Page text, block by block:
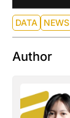
DATA NEWS
Author